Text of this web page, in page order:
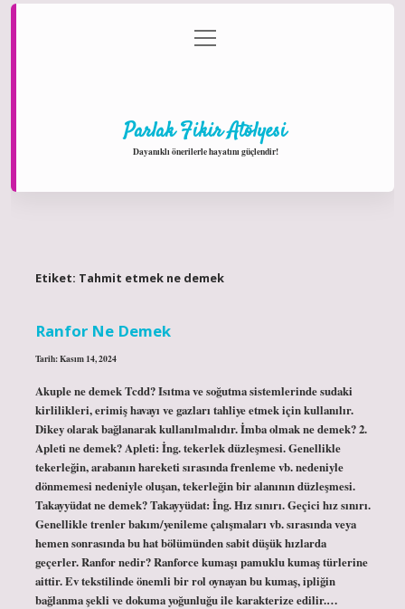
Gizlilik Politikası
menüyü
aç
Parlak Fikir Atölyesi
Dayanıklı önerilerle hayatını güçlendir!
Etiket: Tahmit etmek ne demek
Ranfor Ne Demek
Tarih: Kasım 14, 2024
Akuple ne demek Tcdd? Isıtma ve soğutma sistemlerinde sudaki
kirlilikleri, erimiş havayı ve gazları tahliye etmek için kullanılır.
Dikey olarak bağlanarak kullanılmalıdır. İmba olmak ne demek? 2.
Apleti ne demek? Apleti: İng. tekerlek düzleşmesi. Genellikle
tekerleğin, arabanın hareketi sırasında frenleme vb. nedeniyle
dönmemesi nedeniyle oluşan, tekerleğin bir alanının düzleşmesi.
Takayyüdat ne demek? Takayyüdat: İng. Hız sınırı. Geçici hız sınırı.
Genellikle trenler bakım/yenileme çalışmaları vb. sırasında veya
hemen sonrasında bu hat bölümünden sabit düşük hızlarda
geçerler. Ranfor nedir? Ranforce kumaşı pamuklu kumaş türlerine
aittir. Ev tekstilinde önemli bir rol oynayan bu kumaş, ipliğin
bağlanma şekli ve dokuma yoğunluğu ile karakterize edilir.…